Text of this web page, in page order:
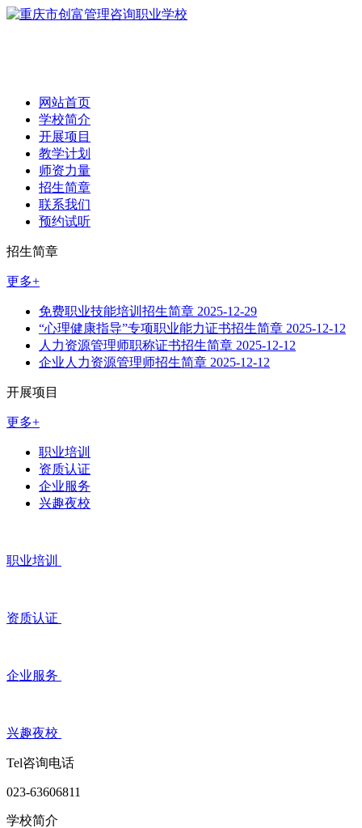
网站首页
学校简介
开展项目
教学计划
师资力量
招生简章
联系我们
预约试听
招生简章
更多+
免费职业技能培训招生简章 2025-12-29
“心理健康指导”专项职业能力证书招生简章 2025-12-12
人力资源管理师职称证书招生简章 2025-12-12
企业人力资源管理师招生简章 2025-12-12
开展项目
更多+
职业培训
资质认证
企业服务
兴趣夜校
职业培训
资质认证
企业服务
兴趣夜校
Tel咨询电话
023-63606811
学校简介